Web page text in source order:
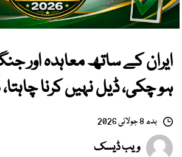
ایران کے ساتھ معاہدہ اور
ہو چکی، ڈیل نہیں کرنا
بدھ 8 جولائی 2026
ویب ڈیسک